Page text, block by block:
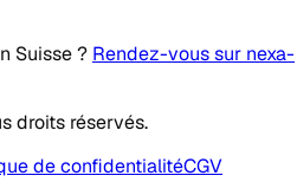
Suisse ? Rendez-vous sur nexa-
droits réservés.
de confidentialitéCGV